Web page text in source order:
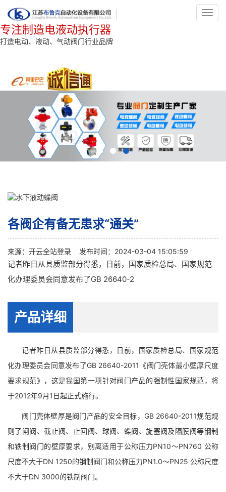
专注制造电液动执行器
打造电动、液动、气动阀门行业品牌
各阀企有备无患求“通关”
来源： 开云全站登录 发布时间：2024-03-04 15:05:59
记者昨日从县质监部分得悉，日前，国家质检总局、国家规范
化办理委员会同意发布了GB 26640-2
产品详细
记者昨日从县质监部分得悉，日前，国家质检总局、国家规范
化办理委员会同意发布了GB 26640-2011《阀门壳体最小壁厚尺度
要求规范》，这是我国第一项针对阀门产品的强制性国家规范，将
于2012年9月1日起正式施行。
阀门壳体壁厚是阀门产品的安全目标，GB 26640-2011规范规
则了闸阀、截止阀、止回阀、球阀、蝶阀、旋塞阀及隔膜阀等钢制
和铁制阀门的壁厚要求，别离适用于公称压力PN10～PN760 公称
尺度不大于DN 1250的钢制阀门和公称压力PN1.0～PN25 公称尺度
不大于DN 3000的铁制阀门。